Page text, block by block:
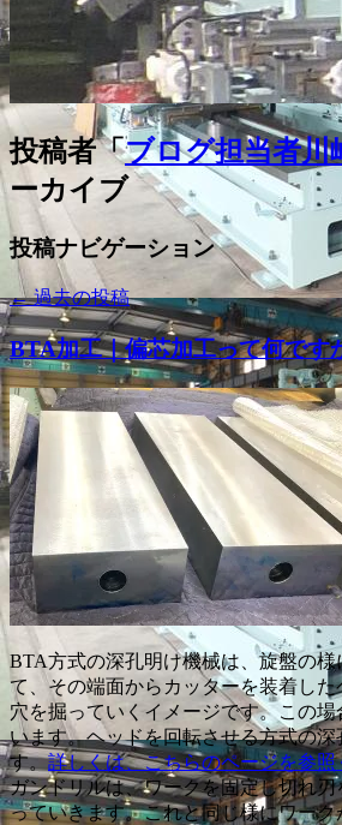
投稿者「ブログ担当者川
ーカイブ
投稿ナビゲーション
←過去の投稿
BTA加工｜偏芯加工って何です
BTA方式の深孔明け機械は、旋盤の
て、その端面からカッターを装着し
穴を掘っていくイメージです。この
います。ヘッドを回転させる方式の
す。詳しくは、こちらのページを参照
ガンドリルは、ワークを固定し切れ
っていきます。これと同じ様にワー